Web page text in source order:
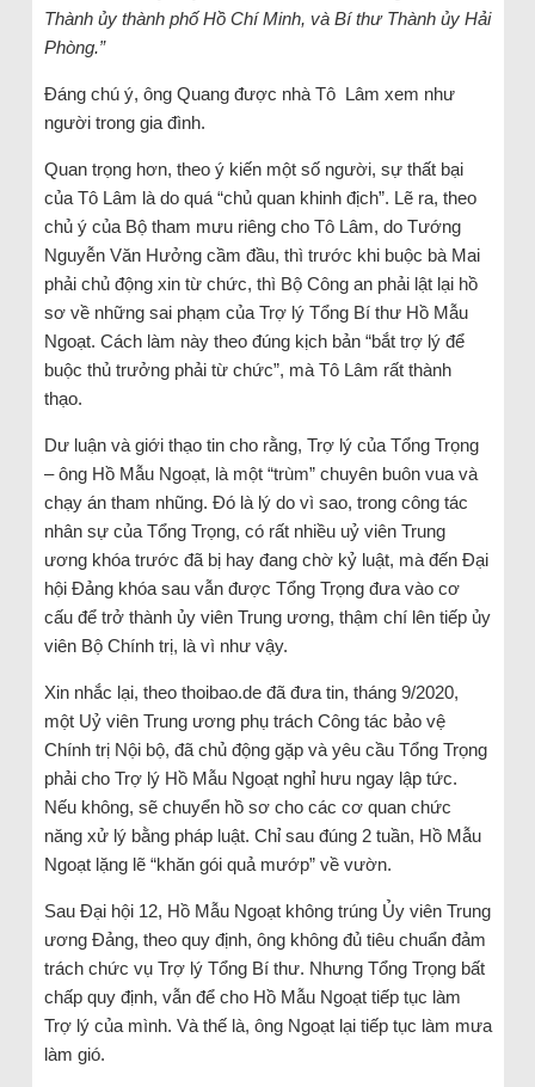
Thành ủy thành phố Hồ Chí Minh, và Bí thư Thành ủy Hải
Phòng.”
Đáng chú ý, ông Quang được nhà Tô Lâm xem như
người trong gia đình.
Quan trọng hơn, theo ý kiến một số người, sự thất bại
của Tô Lâm là do quá “chủ quan khinh địch”. Lẽ ra, theo
chủ ý của Bộ tham mưu riêng cho Tô Lâm, do Tướng
Nguyễn Văn Hưởng cầm đầu, thì trước khi buộc bà Mai
phải chủ động xin từ chức, thì Bộ Công an phải lật lại hồ
sơ về những sai phạm của Trợ lý Tổng Bí thư Hồ Mẫu
Ngoạt. Cách làm này theo đúng kịch bản “bắt trợ lý để
buộc thủ trưởng phải từ chức”, mà Tô Lâm rất thành
thạo.
Dư luận và giới thạo tin cho rằng, Trợ lý của Tổng Trọng
– ông Hồ Mẫu Ngoạt, là một “trùm” chuyên buôn vua và
chạy án tham nhũng. Đó là lý do vì sao, trong công tác
nhân sự của Tổng Trọng, có rất nhiều uỷ viên Trung
ương khóa trước đã bị hay đang chờ kỷ luật, mà đến Đại
hội Đảng khóa sau vẫn được Tổng Trọng đưa vào cơ
cấu để trở thành ủy viên Trung ương, thậm chí lên tiếp ủy
viên Bộ Chính trị, là vì như vậy.
Xin nhắc lại, theo thoibao.de đã đưa tin, tháng 9/2020,
một Uỷ viên Trung ương phụ trách Công tác bảo vệ
Chính trị Nội bộ, đã chủ động gặp và yêu cầu Tổng Trọng
phải cho Trợ lý Hồ Mẫu Ngoạt nghỉ hưu ngay lập tức.
Nếu không, sẽ chuyển hồ sơ cho các cơ quan chức
năng xử lý bằng pháp luật. Chỉ sau đúng 2 tuần, Hồ Mẫu
Ngoạt lặng lẽ “khăn gói quả mướp” về vườn.
Sau Đại hội 12, Hồ Mẫu Ngoạt không trúng Ủy viên Trung
ương Đảng, theo quy định, ông không đủ tiêu chuẩn đảm
trách chức vụ Trợ lý Tổng Bí thư. Nhưng Tổng Trọng bất
chấp quy định, vẫn để cho Hồ Mẫu Ngoạt tiếp tục làm
Trợ lý của mình. Và thế là, ông Ngoạt lại tiếp tục làm mưa
làm gió.